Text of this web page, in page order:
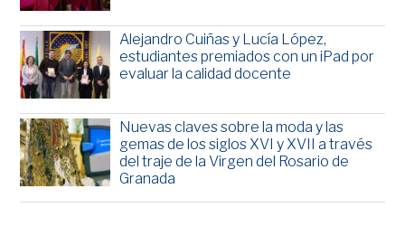
Alejandro Cuiñas y Lucía López,
estudiantes premiados con un iPad por
evaluar la calidad docente
Nuevas claves sobre la moda y las
gemas de los siglos XVI y XVII a través
del traje de la Virgen del Rosario de
Granada